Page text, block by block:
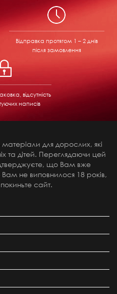
Відправка протягом 1 – 2 днів
після замовлення
відсутність
написів
для дорослих, які
та дітей. Переглядаючи цей
що Вам вже
не виповнилося 18 років,
сайт.